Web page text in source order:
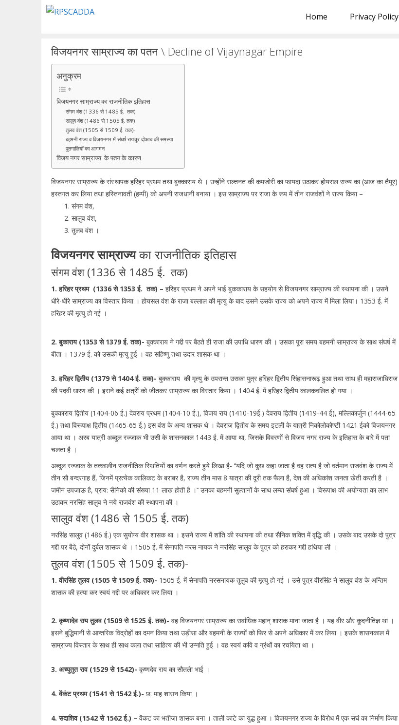
Home Privacy Policy
विजयनगर साम्राज्य का पतन \ Decline of Vijaynagar Empire
अनुक्रम
विजयनगर साम्राज्य का राजनीतिक इतिहास
संगम वंश (1336 से 1485 ई. तक)
सालुव वंश (1486 से 1505 ई. तक)
तुलव वंश (1505 से 1509 ई. तक)-
बहमनी राज्य व विजयनगर में संघर्ष रायचूर दोआब की समस्या
पुतगालियोंं का आगमन
विजय नगर साम्राज्य के पतन के कारण
विजयनगर साम्राज्य के संस्थापक हरिहर प्रथम तथा बुक्काराय थे । उन्होंने सल्तनत की कमजोरी का फायदा उठाकर होयसल राज्य का (आज का तैमूर)
हस्तगत कर लिया तथा हस्तिनावती (हम्पी) को अपनी राजधानी बनाया । इस साम्राज्य पर राजा के रूप में तीन राजवंशों ने राज्य किया –
संगम वंश,
सालुव वंश,
तुलव वंश ।
विजयनगर साम्राज्यका राजनीतिक इतिहास
संगम वंश (1336 से 1485 ई. तक)
1. हरिहर प्रथम (1336 से 1353 ई. तक) – हरिहर प्रथम ने अपने भाई बुककाराय के सहयोग से विजयनगर साम्राज्य की स्थापना की । उसने
धीरे-धीरे साम्राज्य का विस्तार किया । होयसल वंश के राजा बल्लाल की मृत्यु के बाद उसने उसके राज्य को अपने राज्य में मिला लिया। 1353 ई. में
हरिहर की मृत्यु हो गई ।
2. बुकाराय (1353 से 1379 ई. तक)- बुक्काराय ने गद्दी पर बैठते ही राजा की उपाधि धारण की । उसका पूरा समय बहमनी साम्राज्य के साथ संघर्ष में
बीता । 1379 ई. को उसकी मृत्यु हुई । वह सहिष्णु तथा उदार शासक था ।
3. हरिहर द्वितीय (1379 से 1404 ई. तक)- बुक्काराय की मृत्यु के उपरान्त उसका पुत्र हरिहर द्वितीय सिंहासनारूढ़ हुआ तथा साथ ही महाराजाधिराज
की पदवी धारण की । इसने कई क्षत्रेों को जीतकर साम्राज्य का विस्तार किया । 1404 ई. में हरिहर द्वितीय कालकवलित हो गया ।
बुक्काराय द्वितीय (1404-06 ई.) देवराय प्रथम (1404-10 ई.), विजय राय (1410-19ई.) देवराय द्वितीय (1419-44 ई), मल्लिकार्जुन (1444-65
ई.) तथा विरूपाक्ष द्वितीय (1465-65 ई.) इस वंश के अन्य शासक थे । देवराज द्वितीय के समय इटली के यात्री निकोलोकोण्टी 1421 ईको विजयनगर
आया था । अरब यात्री अब्दुल रज्जाक भी उसी के शासनकाल 1443 ई. में आया था, जिसके विवरणों से विजय नगर राज्य के इतिहास के बारे में पता
चलता है ।
अब्दुल रज्जाक के तत्कालीन राजनीतिक स्थितियों का वर्णन करते हुये लिखा है- ‘‘यदि जो कुछ कहा जाता है वह सत्य है जो वर्तमान राजवंश के राज्य में
तीन सौ बन्दरगाह हैं, जिनमें प्रत्येक कालिकट के बराबर है, राज्य तीन मास 8 यात्रा की दूरी तक फैला है, देश की अधिकांश जनता खेती करती है ।
जमीन उपजाऊ है, प्राय: सैनिको की संख्या 11 लाख होती है ।’’ उनका बहमनी सुल्तानों के साथ लम्बा संघर्ष हुआ । विरूपाक्ष की अयोग्यता का लाभ
उठाकर नरसिंह सालुव ने नये राजवंश की स्थापना की ।
सालुव वंश (1486 से 1505 ई. तक)
नरसिंह सालुव (1486 ई.) एक सुयोग्य वीर शासक था । इसने राज्य में शांति की स्थापना की तथा सैनिक शक्ति में वृद्धि की । उसके बाद उसके दो पुत्र
गद्दी पर बैठे, दोनों दुर्बल शासक थे । 1505 ई. में सेनापति नरस नायक ने नरसिंह सालुव के पुत्र को हराकर गद्दी हथिया ली ।
तुलव वंश (1505 से 1509 ई. तक)-
1. वीरसिंह तुलव (1505 से 1509 ई. तक)- 1505 ई. में सेनापति नरसनायक तुलुव की मृत्यु हो गई । उसे पुत्र वीरसिंह ने सालुव वंश के अन्तिम
शासक की हत्या कर स्वयं गद्दी पर अधिकार कर लिया ।
2. कृष्णादेव राय तुलव (1509 से 1525 ई. तक)- वह विजयनगर साम्राज्य का सर्वाधिक महान् शासक माना जाता है । यह वीर और कूदनीतिज्ञ था ।
इसने बुद्धिमानी से आन्तरिक विद्रोहों का दमन किया तथा उड़ीसा और बहमनी के राज्यों को फिर से अपने अधिकार में कर लिया । इसके शासनकाल में
साम्राज्य विस्तार के साथ ही साथ कला तथा साहित्य की भी उन्नति हुई । वह स्वयं कवि व ग्रंथों का रचयिता था ।
3. अच्युतुत राव (1529 से 1542)- कृष्णदेव राय का सौतलेा भाई ।
4. वेंकंट प्रथम (1541 से 1542 ई.)- छ: माह शासन किया ।
4. सदाशिव (1542 से 1562 ई.) – वेंकट का भतीजा शासक बना । ताली काटे का युद्ध हुआ । विजयनगर राज्य के विरोध में एक सघं का निर्माण किया